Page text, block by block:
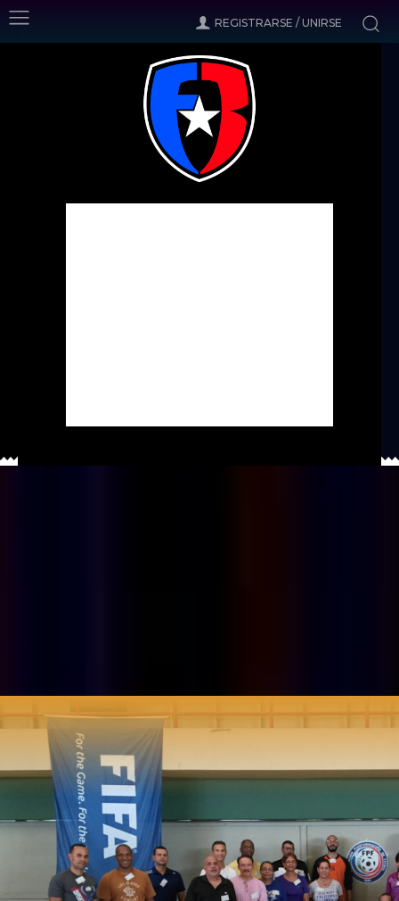
REGISTRARSE / UNIRSE